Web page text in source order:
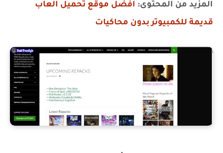
المزيد من المحتوى: افضل موقع تحميل العاب
قديمة للكمبيوتر بدون محاكيات